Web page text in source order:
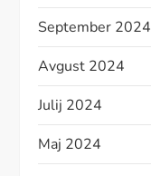
September 2024
Avgust 2024
Julij 2024
Maj 2024